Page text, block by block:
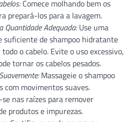
Comece molhando bem os
prepará-los para a lavagem.
Quantidade Adequada:Use uma
suficiente de shampoo hidratante
o cabelo. Evite o uso excessivo,
tornar os cabelos pesados.
Massageie o shampoo
com movimentos suaves.
nas raízes para remover
produtos e impurezas.